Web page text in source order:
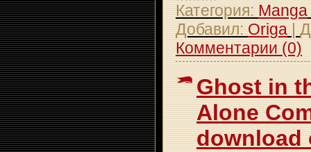
Категория: Manga
Добавил: Origa |
Комментарии (0)
Ghost in
Alone
download